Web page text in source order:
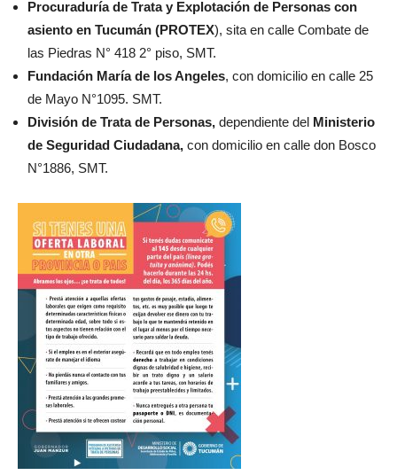
Procuraduría de Trata y Explotación de Personas con
asiento en Tucumán (PROTEX), sita en calle Combate de
las Piedras N° 418 2° piso, SMT.
Fundación María de los Angeles, con domicilio en calle 25
de Mayo N°1095. SMT.
División de Trata de Personas, dependiente del Ministerio
de Seguridad Ciudadana, con domicilio en calle don Bosco
N°1886, SMT.